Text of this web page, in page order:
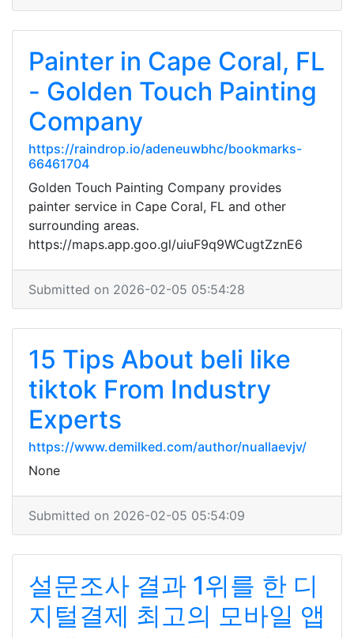
Painter in Cape Coral, FL
- Golden Touch Painting
Company
https://raindrop.io/adeneuwbhc/bookmarks-
66461704
Golden Touch Painting Company provides
painter service in Cape Coral, FL and other
surrounding areas.
https://maps.app.goo.gl/uiuF9q9WCugtZznE6
Submitted on 2026-02-05 05:54:28
15 Tips About beli like
tiktok From Industry
Experts
https://www.demilked.com/author/nuallaevjv/
None
Submitted on 2026-02-05 05:54:09
설문조사 결과 1위를 한 디
지털결제 최고의 모바일 앱